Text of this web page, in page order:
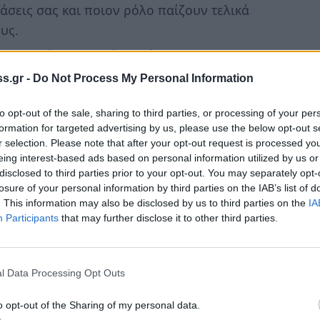
- Do Not Process My Personal Information
opt-out of the sale, sharing to third parties, or processing of your
for targeted advertising by us, please use the below opt-out
selection. Please note that after your opt-out request is processed
interest-based ads based on personal information utilized by us
to third parties prior to your opt-out. You may separately
of your personal information by third parties on the IAB’s list of
This information may also be disclosed by us to third parties on the
Participants that may further disclose it to other third parties.
Data Processing Opt Outs
opt-out of the Sharing of my personal data.
σας και ποιον ρόλο παίζουν τελικά
νοημοσύνης είναι η
ικανότητακατανόησηςκαι
και να χτίσετε ισχυρότερες
να προβλέπετε τις ανάγκες και
να είναι ιδιαίτερα πολύτιμο στον
η ΣΝ περιλαμβάνει επίσης
συναισθήματακαι να διαχειρίζεστε
Αυτό περιλαμβάνει τη
με τους άλλους ακόμα και σε